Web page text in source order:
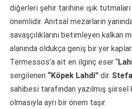
diğerleri şehir tarihine ışık tutmaları
önemlidir. Anıtsal mezarların
savaşçılıklarını betimleyen kalkan
alanında oldukça geniş bir yer kaplar.
Termessos’a ait en ilginç eser “
sergilenen “Köpek Lahdi” dir.
sahibesi tarafından yazılmış
olmasıyla ayrı bir önem taşır.